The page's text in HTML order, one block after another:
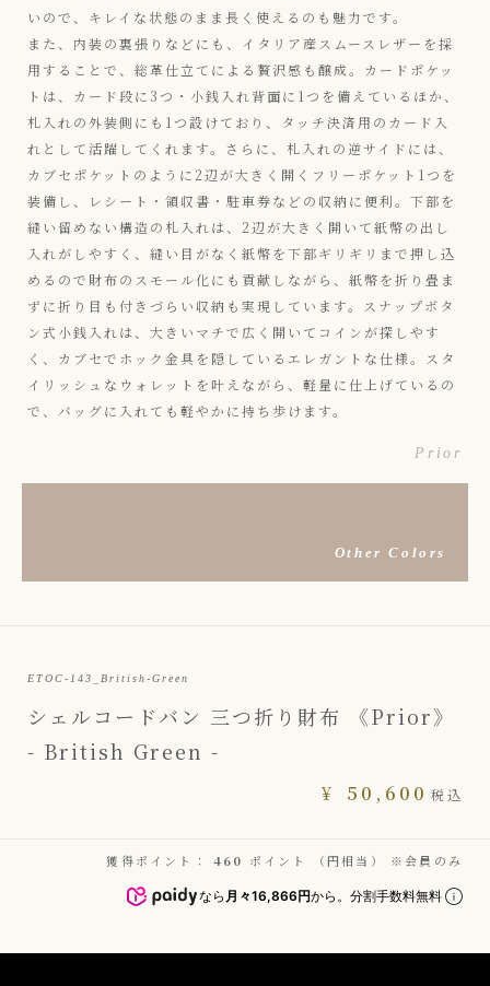
Prior
いので、キレイな状態のまま長く使えるのも魅力です。
また、内装の裏張りなどにも、イタリア産スムースレザーを採
用することで、総革仕立てによる贅沢感も醸成。カードポケッ
トは、カード段に3つ・小銭入れ背面に1つを備えているほか、
札入れの外装側にも1つ設けており、タッチ決済用のカード入
れとして活躍してくれます。さらに、札入れの逆サイドには、
カブセポケットのように2辺が大きく開くフリーポケット1つを
装備し、レシート・領収書・駐車券などの収納に便利。下部を
縫い留めない構造の札入れは、2辺が大きく開いて紙幣の出し
入れがしやすく、縫い目がなく紙幣を下部ギリギリまで押し込
めるので財布のスモール化にも貢献しながら、紙幣を折り畳ま
ずに折り目も付きづらい収納も実現しています。スナップボタ
ン式小銭入れは、大きいマチで広く開いてコインが探しやす
く、カブセでホック金具を隠しているエレガントな仕様。スタ
イリッシュなウォレットを叶えながら、軽量に仕上げているの
で、バッグに入れても軽やかに持ち歩けます。
Other Colors
ETOC-143_British-Green
シェルコードバン 三つ折り財布 《Prior》
- British Green -
¥ 50,600 税込
獲得ポイント： 460 ポイント （円相当） ※会員のみ
なら 月々16,866円から。分割手数料無料